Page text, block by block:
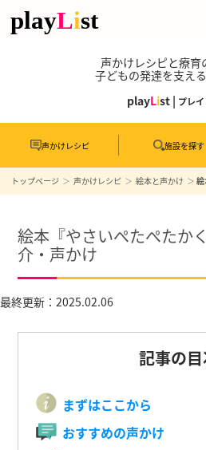
声かけレシピと療育
子どもの発達を支え
playList | プレ
声かけレシピ 施設を探す
トップページ 声かけレシピ 絵本と声かけ
絵本『やさいぺたぺたか
介・声かけ
最終更新：2025.02.06
記事の
まずはここから
おすすめの声かけ